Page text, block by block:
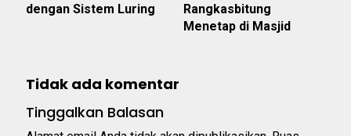
dengan Sistem Luring
Rangkasbitung
Menetap di Masjid
Tidak ada komentar
Tinggalkan Balasan